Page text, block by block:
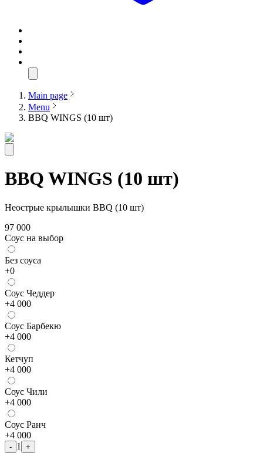
Main page
Menu
BBQ WINGS (10 шт)
BBQ WINGS (10 шт)
Неострые крылышки BBQ (10 шт)
97 000
Соус на выбор
Бeз соуса
+0
Соус Чеддер
+4 000
Соус Барбекю
+4 000
Кетчуп
+4 000
Соус Чили
+4 000
Соус Ранч
+4 000
- 1
+